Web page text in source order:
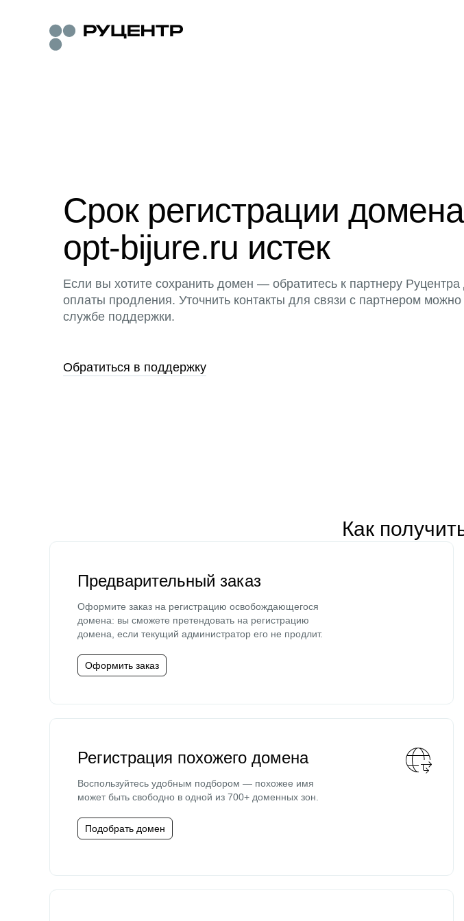
Срок регистрации домена
opt-bijure.ru истек
Если вы хотите сохранить домен — обратитесь к партнеру Руцентра
оплаты продления. Уточнить контакты для связи с партнером можно
службе поддержки.
Обратиться в поддержку
Как
Предварительный заказ
Оформите заказ на регистрацию освобождающегося
домена: вы сможете претендовать на регистрацию
домена, если текущий администратор его не продлит.
Оформить заказ
Регистрация похожего домена
Воспользуйтесь удобным подбором — похожее имя
может быть свободно в одной из 700+ доменных зон.
Подобрать домен